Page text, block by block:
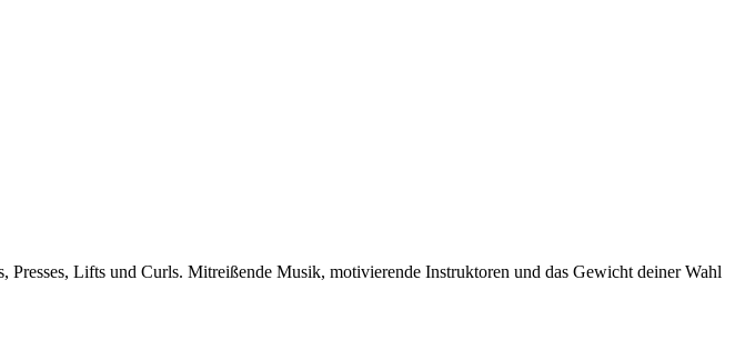
Lifts und Curls. Mitreißende Musik, motivierende Instruktoren und das Gewicht deiner Wahl